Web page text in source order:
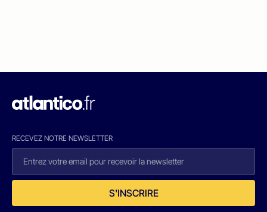
RECEVEZ NOTRE NEWSLETTER
S'INSCRIRE